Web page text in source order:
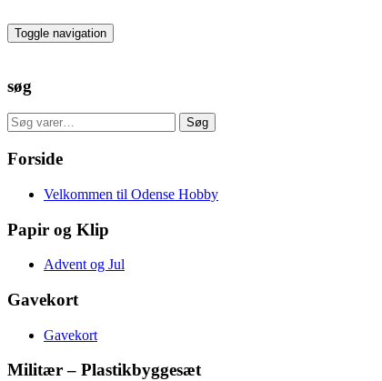
to
the
Toggle navigation
søg
Søg
efter:
Søg
Forside
Velkommen til Odense Hobby
Papir og Klip
Advent og Jul
Gavekort
Gavekort
Militær – Plastikbyggesæt